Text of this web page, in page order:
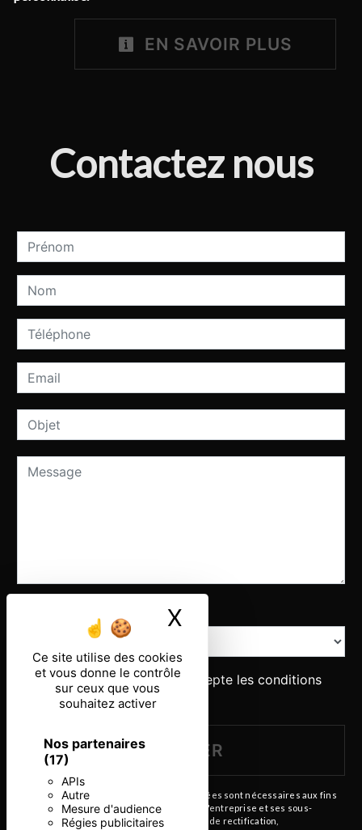
Ce site utilise des cookies
et vous donne le contrôle
sur ceux que vous
souhaitez activer
Nos partenaires
(17)
APIs
Autre
Mesure d'audience
Régies publicitaires
X
EN SAVOIR PLUS
Contactez nous
Combien font un plus dix
En cochant cette case, j'accepte les conditions
particulières ci-dessous **
ENVOYER
** Les données personnelles communiquées sont nécessaires aux fins
de vous contacter. Elles sont destinées à l'entreprise et ses sous-
traitants. Vous disposez de droits d’accès, de rectification,